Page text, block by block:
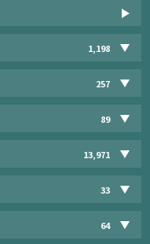
1,198
257
89
13,971
33
64